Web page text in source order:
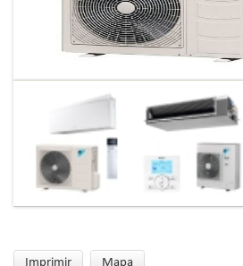
Imprimir Mapa